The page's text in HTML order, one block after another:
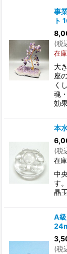
事
ト
(税
在
大
座
く
魂
効
本
(税
在
中
す
晶
A
(税